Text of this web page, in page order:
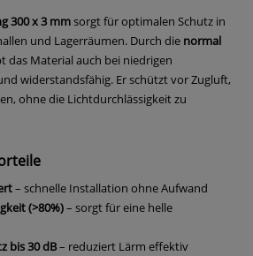
300 x 3 mmsorgt für optimalen Schutz in
und Lagerräumen. Durch die normal
das Material auch bei niedrigen
widerstandsfähig. Er schützt vor Zugluft,
ohne die Lichtdurchlässigkeit zu
– schnelle Installation ohne Aufwand
(>80%)– sorgt für eine helle
bis 30 dB– reduziert Lärm effektiv